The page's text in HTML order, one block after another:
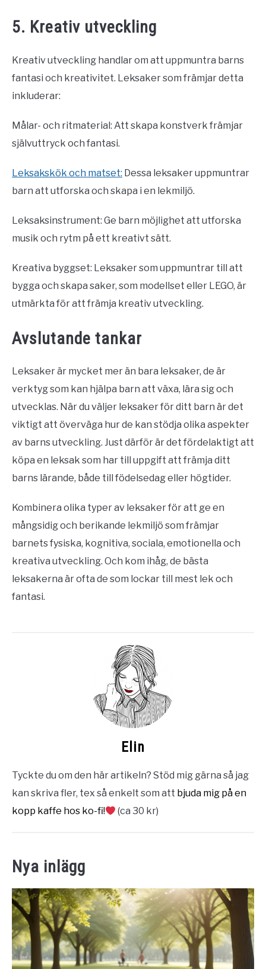
5. Kreativ utveckling
Kreativ utveckling handlar om att uppmuntra barns
fantasi och kreativitet. Leksaker som främjar detta
inkluderar:
Målar- och ritmaterial: Att skapa konstverk främjar
självuttryck och fantasi.
Leksakskök och matset: Dessa leksaker uppmuntrar
barn att utforska och skapa i en lekmiljö.
Leksaksinstrument: Ge barn möjlighet att utforska
musik och rytm på ett kreativt sätt.
Kreativa byggset: Leksaker som uppmuntrar till att
bygga och skapa saker, som modellset eller LEGO, är
utmärkta för att främja kreativ utveckling.
Avslutande tankar
Leksaker är mycket mer än bara leksaker, de är
verktyg som kan hjälpa barn att växa, lära sig och
utvecklas. När du väljer leksaker för ditt barn är det
viktigt att överväga hur de kan stödja olika aspekter
av barns utveckling. Just därför är det fördelaktigt att
köpa en leksak som har till uppgift att främja ditt
barns lärande, både till födelsedag eller högtider.
Kombinera olika typer av leksaker för att ge en
mångsidig och berikande lekmiljö som främjar
barnets fysiska, kognitiva, sociala, emotionella och
kreativa utveckling. Och kom ihåg, de bästa
leksakerna är ofta de som lockar till mest lek och
fantasi.
Elin
Tyckte du om den här artikeln? Stöd mig gärna så jag
kan skriva fler, tex så enkelt som att bjuda mig på en
kopp kaffe hos ko-fi!
(ca 30 kr)